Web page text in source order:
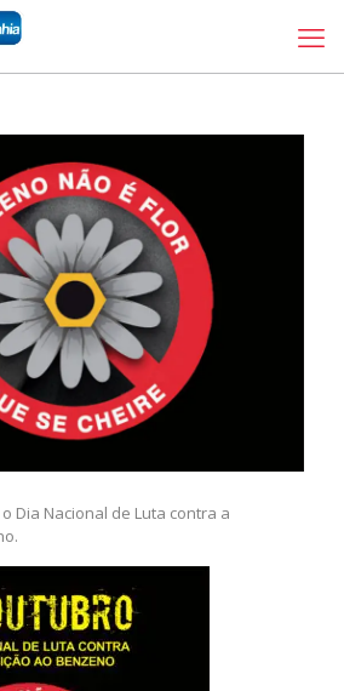
Dia Nacional de Luta contra a